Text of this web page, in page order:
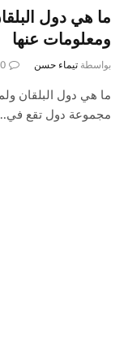
ما هي دول
ومعلومات عنها
بواسطة تيماء حسن 0
ما هي دول البلقان
مجموعة دول تقع